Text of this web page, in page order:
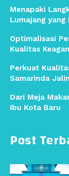
Post
Menapaki
Lumajang
Optimalisasi
Kualitas
Perkuat
Samarinda
Dari Meja
Ibu Kota Baru